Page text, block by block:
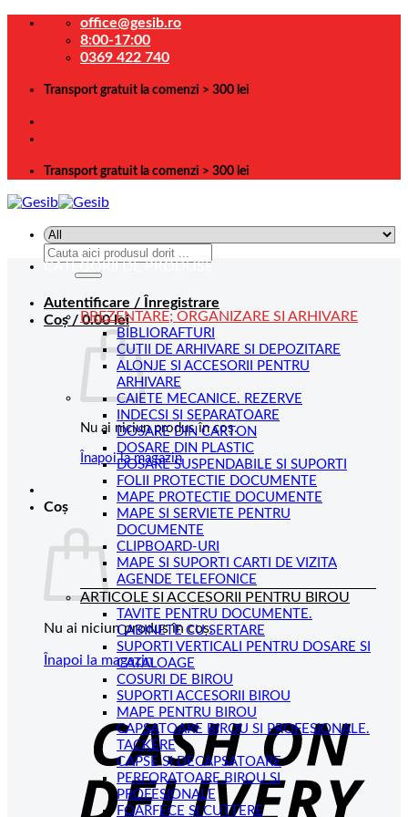
Skip
office@gesib.ro
8:00-17:00
0369 422 740
Transport gratuit la comenzi > 300 lei
Transport gratuit la comenzi > 300 lei
Caută
Autentificare / Înregistrare
Coș /0.00lei
Nu ai niciun produs în coș.
Înapoi la magazin
Coș
Nu ai niciun produs în coș.
Înapoi la magazin
CATEGORII DE PRODUSE
PREZENTARE; ORGANIZARE SI ARHIVARE
BIBLIORAFTURI
CUTII DE ARHIVARE SI DEPOZITARE
ALONJE SI ACCESORII PENTRU
ARHIVARE
CAIETE MECANICE. REZERVE
INDECSI SI SEPARATOARE
DOSARE DIN CARTON
DOSARE DIN PLASTIC
DOSARE SUSPENDABILE SI SUPORTI
FOLII PROTECTIE DOCUMENTE
MAPE PROTECTIE DOCUMENTE
MAPE SI SERVIETE PENTRU
DOCUMENTE
CLIPBOARD-URI
MAPE SI SUPORTI CARTI DE VIZITA
AGENDE TELEFONICE
ARTICOLE SI ACCESORII PENTRU BIROU
TAVITE PENTRU DOCUMENTE.
CABINETE CU SERTARE
SUPORTI VERTICALI PENTRU DOSARE SI
CATALOAGE
COSURI DE BIROU
SUPORTI ACCESORII BIROU
MAPE PENTRU BIROU
CAPSATOARE BIROU SI PROFESIONALE.
TACKERE
CAPSE SI DECAPSATOARE
PERFORATOARE BIROU SI
PROFESIONALE
FOARFECE SI CUTTERE